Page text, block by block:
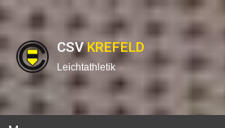
CSVKREFELD
Leichtathletik